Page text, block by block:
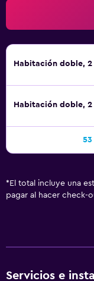
ocio y
gimnasio abierto
temporada.
Habitación doble, 2
Habitación doble, 2
53
* El total incluye una
pagar al hacer check-
Servicios e